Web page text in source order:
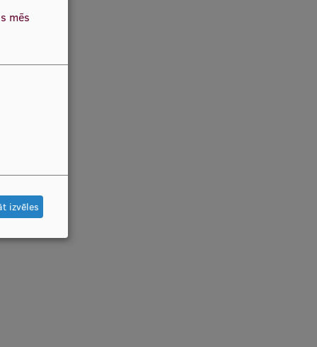
mēs
izvēles